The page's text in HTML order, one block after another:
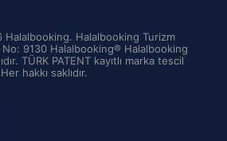
Halalbooking. Halalbooking Turizm
No: 9130 Halalbooking® Halalbooking
TÜRK PATENT kayıtlı marka tescil
hakkı saklıdır.